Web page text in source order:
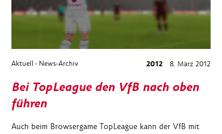
Aktuell › News-Archiv 2012 8. März 2012
Bei TopLeague den VfB nach oben
führen
Auch beim Browsergame TopLeague kann der VfB mit